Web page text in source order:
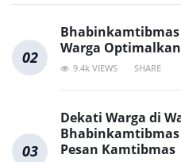
02
Warga
9.4k VIEWS SHARE
03
Dekati Warga di
Bhabinkamtibmas
Pesan Kamtibmas